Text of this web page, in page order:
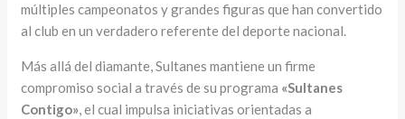
múltiples campeonatos y grandes figuras que han convertido
al club en un verdadero referente del deporte nacional.
Más allá del diamante, Sultanes mantiene un firme
compromiso social a través de su programa «Sultanes
Contigo», el cual impulsa iniciativas orientadas a